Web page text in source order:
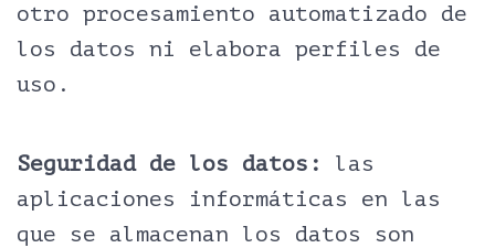
otro procesamiento automatizado de
los datos ni elabora perfiles de
uso.
Seguridad de los datos:
las
aplicaciones informáticas en las
que se almacenan los datos son